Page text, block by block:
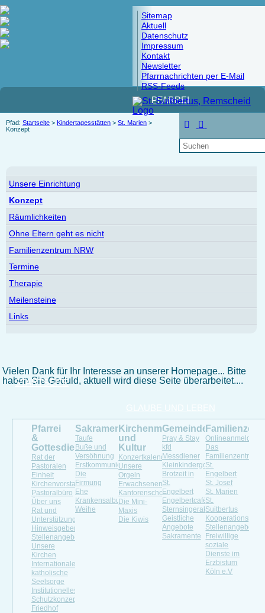
Sitemap
Aktuell
Datenschutz
Impressum
Kontakt
Newsletter
Pfarrnachrichten per E-Mail
RSS-Feeds
STARTSEITE
PFARREI
Pfad: Startseite > Kindertagesstätten > St. Marien >
Konzept
Unsere Einrichtung
Konzept
Räumlichkeiten
Ohne Eltern geht es nicht
Familienzentrum NRW
Termine
Therapie
Meilensteine
Links
Vielen Dank für Ihr Interesse an unserer Homepage... Bitte
haben Sie Geduld, aktuell wird diese Seite überarbeitet....
Pfarrei
&
Gottesdienste
Rat der
Pastoralen
Einheit
Kirchenvorstand
Pastoralbüro
Über uns
Rat und
Unterstützung
Hinweisgeberportal
Stellenangebot
Unsere
Kirchen
Internationale
katholische
Seelsorge
Institutionelles
Schutzkonzept
Friedhof
Sakramente
Taufe
Buße und
Versöhnung
Erstkommunion
Die
Firmung
Ehe
Krankensalbung
Weihe
Kirchenmusik
und
Kultur
Konzertkalender
Unsere
Orgeln
Erwachsenenchöre
Kantorenschola
Die Mini-
Maxis
Die Kiwis
Gemeindeleben
Pray & Stay
kfd
Messdiener
Kleinkindergottesdienst
Brotzeit in
St.
Engelbert
Engelbertcafé
Sternsingeraktion
Geistliche
Angebote
Sakramente
Onlineanmeldung
Das
Familienzentrum
St.
Engelbert
St. Josef
St. Marien
St.
Suitbertus
Stellenangebote
Freiwillige
soziale
Dienste im
Erzbistum
Köln e.V